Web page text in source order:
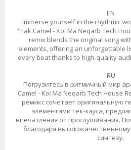
EN
Immerse yourself in the rhythmic
"Hak Camel - Kol Ma Neqarb Tech
remix blends the original song
elements, offering an unforgettable
every beat thanks to high-quality
RU
Погрузитесь в ритмичный мир
Camel - Kol Ma Neqarb Tech House
ремикс сочетает оригинальную
элементами тек-хауса,
впечатления от прослушивания.
благодаря
синтезу.